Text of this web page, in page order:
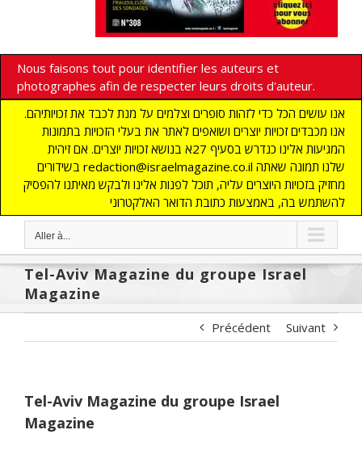
Nous faisons tout pour identifier les auteurs et
photographes afin de respecter leurs droits d'auteur.
אנו עושים הכל כדי לזהות סופרים וצלמים על מנת לכבד את זכויותיהם.
אנו מכבדים זכויות יוצרים ושואפים לאתר את בעלי הזכויות בתמונות
המגיעות אלינו כנדרש בסעיף 27א בנושא זכויות יוצרים. אם זיהית
בשידורים redaction@israelmagazine.co.il שלנו תמונה שאתה
מחזיק בזכויות היוצרים עליה, תוכל לפנות אלינו ולבקש מאיתנו להפסיק
להשתמש בה, באמצעות כתובת הדואר האלקטרוני
Aller à...
Tel-Aviv Magazine du groupe Israel
Magazine
Précédent Suivant
Tel-Aviv Magazine du groupe Israel
Magazine